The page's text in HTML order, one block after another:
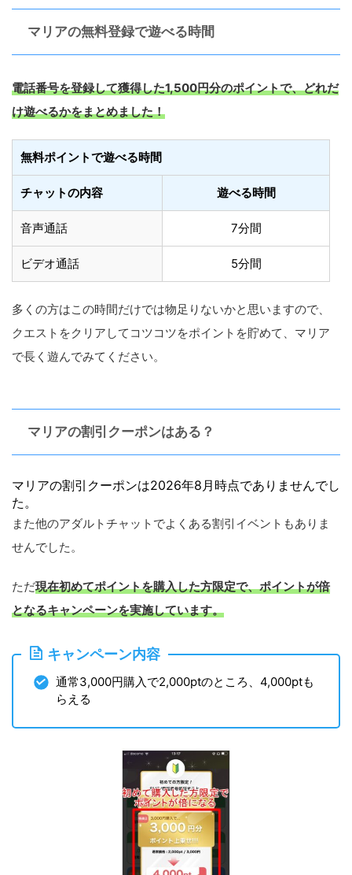
マリアの無料登録で遊べる時間
電話番号を登録して獲得した1,500円分のポイントで、どれだ
け遊べるかをまとめました！
無料ポイントで遊べる時間
チャットの内容 遊べる時間
音声通話 7分間
ビデオ通話 5分間
多くの方はこの時間だけでは物足りないかと思いますので、
クエストをクリアしてコツコツをポイントを貯めて、マリア
で長く遊んでみてください。
マリアの割引クーポンはある？
マリアの割引クーポンは2026年8月時点でありませんでし
た。
また他のアダルトチャットでよくある割引イベントもありま
せんでした。
ただ現在初めてポイントを購入した方限定で、ポイントが倍
となるキャンペーンを実施しています。
キャンペーン内容
通常3,000円購入で2,000ptのところ、4,000ptも
らえる